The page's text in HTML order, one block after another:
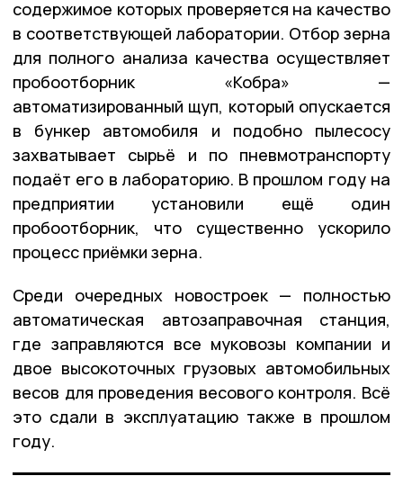
содержимое которых проверяется на качество
в соответствующей лаборатории. Отбор зерна
для полного анализа качества осуществляет
пробоотборник «Кобра» —
автоматизированный щуп, который опускается
в бункер автомобиля и подобно пылесосу
захватывает сырьё и по пневмотранспорту
подаёт его в лабораторию. В прошлом году на
предприятии установили ещё один
пробоотборник, что существенно ускорило
процесс приёмки зерна.
Среди очередных новостроек — полностью
автоматическая автозаправочная станция,
где заправляются все муковозы компании и
двое высокоточных грузовых автомобильных
весов для проведения весового контроля. Всё
это сдали в эксплуатацию также в прошлом
году.